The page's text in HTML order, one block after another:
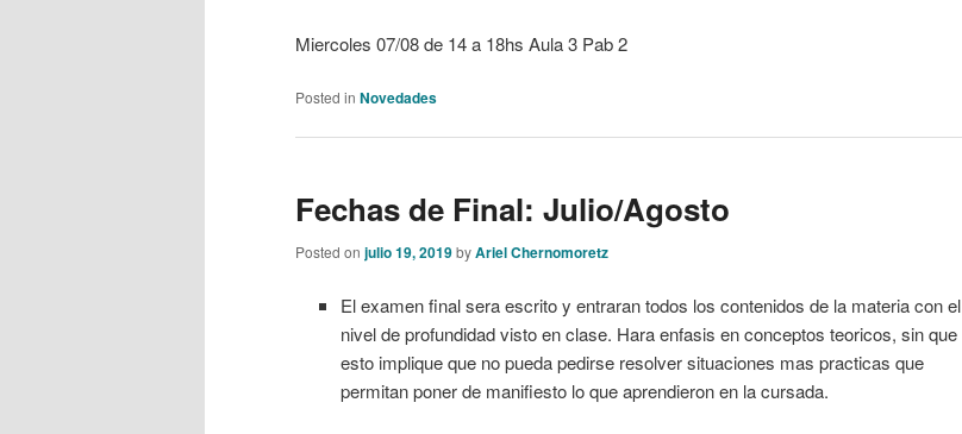
Miercoles 07/08 de 14 a 18hs Aula 3 Pab 2
Posted in Novedades
Fechas de Final: Julio/Agosto
Posted on julio 19, 2019byAriel Chernomoretz
El examen final sera escrito y entraran todos los contenidos de la materia con el
nivel de profundidad visto en clase. Hara enfasis en conceptos teoricos, sin que
esto implique que no pueda pedirse resolver situaciones mas practicas que
permitan poner de manifiesto lo que aprendieron en la cursada.